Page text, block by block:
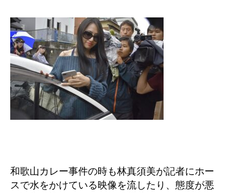
和歌山カレー事件の時も林真須美が記者にホー
スで水をかけている映像を流したり、態度が悪